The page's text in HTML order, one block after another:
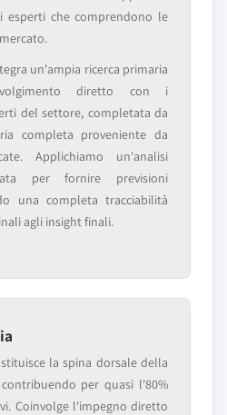
esperti che comprendono le
un'ampia ricerca primaria
diretto con i
del settore, completata da
completa proveniente da
Applichiamo un'analisi
per fornire previsioni
una completa tracciabilità
agli insight finali.
la spina dorsale della
per quasi l'80%
Coinvolge l'impegno diretto